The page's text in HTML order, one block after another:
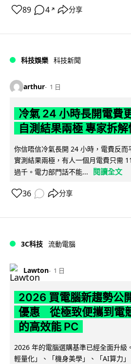
89 4 ↗ 分享
科技娛樂 科技新聞
arthur 1 日
冷氣 24 小時長開電費
自測結果兩極 專家拆
你信唔信冷氣長開 24 小時，電費反而
實測結果兩極，有人一個月電費只需
過千。電力部門話不能...
閱讀全文
36 分享
3C科技 流動電腦
Lawton 1 日
2026 買電腦新趨勢公
優惠 從極致便攜到電
的高效能 PC
2026 年的電腦選購基準已經全面升級
輕量化」、「機身美學」、「AI算力